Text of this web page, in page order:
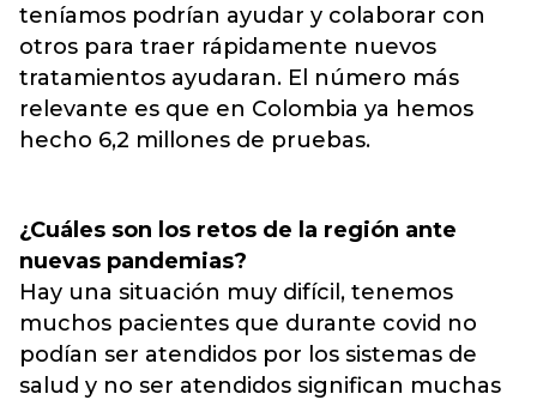
teníamos podrían ayudar y colaborar con
otros para traer rápidamente nuevos
tratamientos ayudaran. El número más
relevante es que en Colombia ya hemos
hecho 6,2 millones de pruebas.
¿Cuáles son los retos de la región ante
nuevas pandemias?
Hay una situación muy difícil, tenemos
muchos pacientes que durante covid no
podían ser atendidos por los sistemas de
salud y no ser atendidos significan muchas